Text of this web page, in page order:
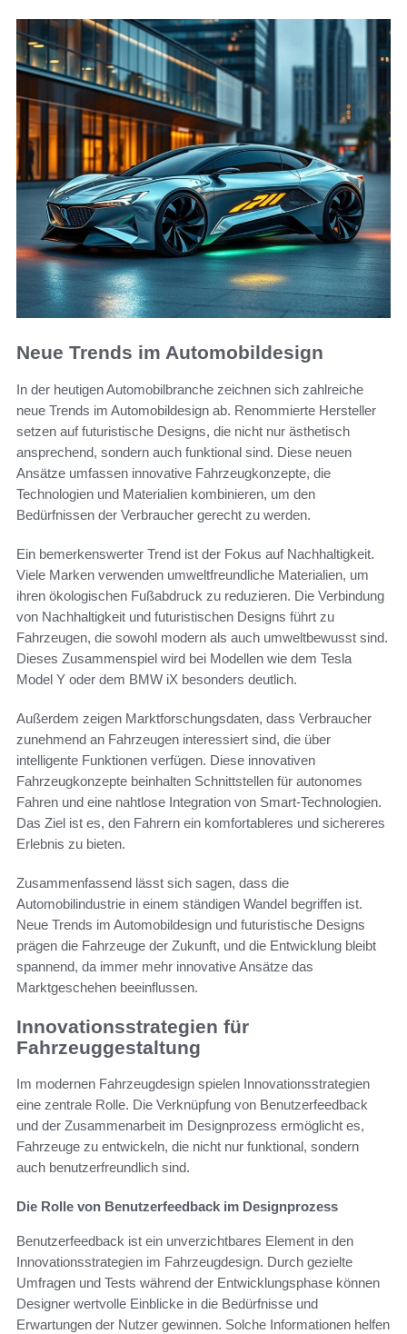
Neue Trends im Automobildesign
In der heutigen Automobilbranche zeichnen sich zahlreiche
neue Trends im Automobildesign ab. Renommierte Hersteller
setzen auf futuristische Designs, die nicht nur ästhetisch
ansprechend, sondern auch funktional sind. Diese neuen
Ansätze umfassen innovative Fahrzeugkonzepte, die
Technologien und Materialien kombinieren, um den
Bedürfnissen der Verbraucher gerecht zu werden.
Ein bemerkenswerter Trend ist der Fokus auf Nachhaltigkeit.
Viele Marken verwenden umweltfreundliche Materialien, um
ihren ökologischen Fußabdruck zu reduzieren. Die Verbindung
von Nachhaltigkeit und futuristischen Designs führt zu
Fahrzeugen, die sowohl modern als auch umweltbewusst sind.
Dieses Zusammenspiel wird bei Modellen wie dem Tesla
Model Y oder dem BMW iX besonders deutlich.
Außerdem zeigen Marktforschungsdaten, dass Verbraucher
zunehmend an Fahrzeugen interessiert sind, die über
intelligente Funktionen verfügen. Diese innovativen
Fahrzeugkonzepte beinhalten Schnittstellen für autonomes
Fahren und eine nahtlose Integration von Smart-Technologien.
Das Ziel ist es, den Fahrern ein komfortableres und sichereres
Erlebnis zu bieten.
Zusammenfassend lässt sich sagen, dass die
Automobilindustrie in einem ständigen Wandel begriffen ist.
Neue Trends im Automobildesign und futuristische Designs
prägen die Fahrzeuge der Zukunft, und die Entwicklung bleibt
spannend, da immer mehr innovative Ansätze das
Marktgeschehen beeinflussen.
Innovationsstrategien für
Fahrzeuggestaltung
Im modernen Fahrzeugdesign spielen Innovationsstrategien
eine zentrale Rolle. Die Verknüpfung von Benutzerfeedback
und der Zusammenarbeit im Designprozess ermöglicht es,
Fahrzeuge zu entwickeln, die nicht nur funktional, sondern
auch benutzerfreundlich sind.
Die Rolle von Benutzerfeedback im Designprozess
Benutzerfeedback ist ein unverzichtbares Element in den
Innovationsstrategien im Fahrzeugdesign. Durch gezielte
Umfragen und Tests während der Entwicklungsphase können
Designer wertvolle Einblicke in die Bedürfnisse und
Erwartungen der Nutzer gewinnen. Solche Informationen helfen